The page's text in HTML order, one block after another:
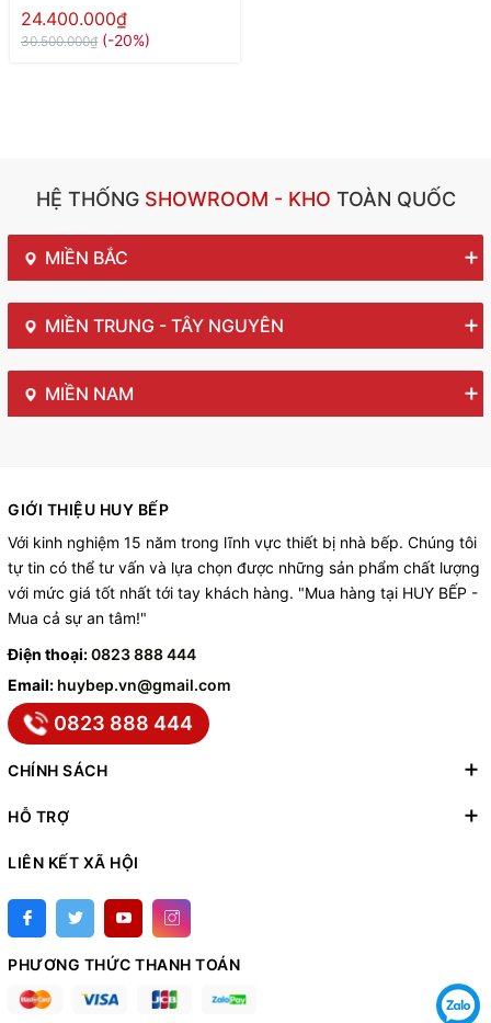
24.400.000₫
30.500.000₫ (-20%)
HỆ THỐNGSHOWROOM - KHO TOÀN QUỐC
MIỀN BẮC
MIỀN TRUNG - TÂY NGUYÊN
MIỀN NAM
GIỚI THIỆU HUY BẾP
Với kinh nghiệm 15 năm trong lĩnh vực thiết bị nhà bếp. Chúng tôi
tự tin có thể tư vấn và lựa chọn được những sản phẩm chất lượng
với mức giá tốt nhất tới tay khách hàng. "Mua hàng tại HUY BẾP -
Mua cả sự an tâm!"
Điện thoại:0823 888 444
Email: huybep.vn@gmail.com
0823 888 444
CHÍNH SÁCH
HỖ TRỢ
LIÊN KẾT XÃ HỘI
PHƯƠNG THỨC THANH TOÁN